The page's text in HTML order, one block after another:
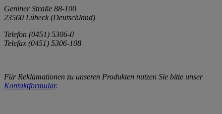
Geniner Straße 88-100
23560 Lübeck (Deutschland)
Telefon (0451) 5306-0
Telefax (0451) 5306-108
Für Reklamationen zu unseren Produkten nutzen Sie bitte unser
Kontaktformular.